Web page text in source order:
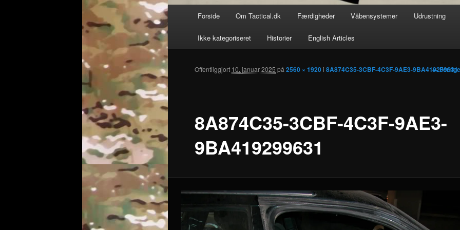
Forside Om Tactical.dk Færdigheder Våbensystemer Udrustning
Ikke kategoriseret Historier English Articles
← Forrige
8A874C35-3CBF-4C3F-9AE3-
9BA419299631
Offentliggjort 10. januar 2025 på2560 × 1920i8A874C35-3CBF-4C3F-9AE3-9BA419299631